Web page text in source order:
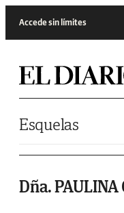
Accede sin límites
Esquelas
Dña. PAULINA